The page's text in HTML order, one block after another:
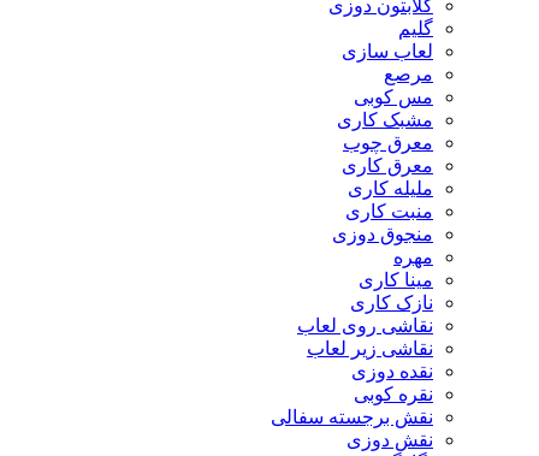
گلابتون دوزی
گلیم
لعاب سازی
مرصع
مس کوبی
مشبک کاری
معرق چوب
معرق کاری
مليله کاری
منبت کاری
منجوق دوزی
مهره
مینا کاری
نازک کاری
نقاشی روی لعاب
نقاشی زیر لعاب
نقده دوزی
نقره کوبی
نقش برجسته سفالی
نقش دوزی